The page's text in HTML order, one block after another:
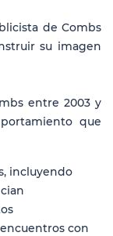
de Combs
su imagen
entre 2003 y
que
incluyendo
con